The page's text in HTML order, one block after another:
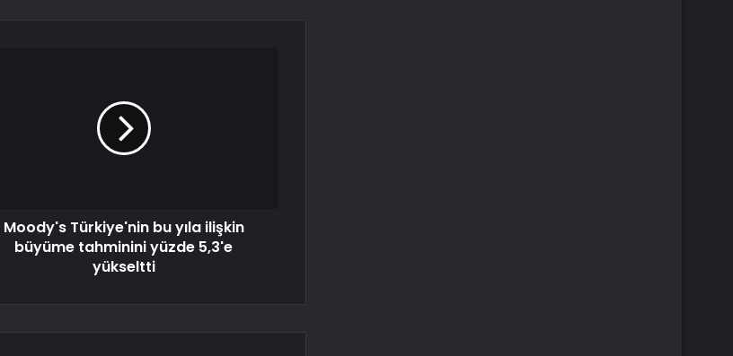
Moody's Türkiye'nin bu yıla ilişkin
büyüme tahminini yüzde 5,3'e
yükseltti